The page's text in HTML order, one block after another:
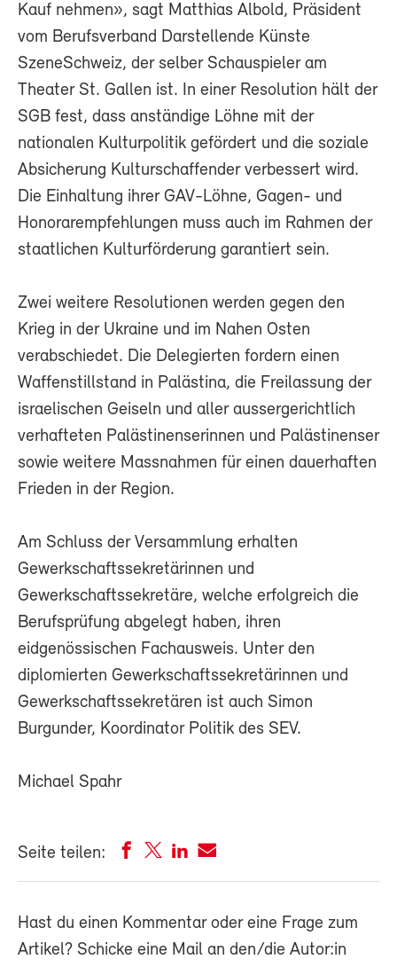
Kauf nehmen», sagt Matthias Albold, Präsident
vom Berufsverband Darstellende Künste
SzeneSchweiz, der selber Schauspieler am
Theater St. Gallen ist. In einer Resolution hält der
SGB fest, dass anständige Löhne mit der
nationalen Kulturpolitik gefördert und die soziale
Absicherung Kulturschaffender verbessert wird.
Die Einhaltung ihrer GAV-Löhne, Gagen- und
Honorarempfehlungen muss auch im Rahmen der
staatlichen Kulturförderung garantiert sein.
Zwei weitere Resolutionen werden gegen den
Krieg in der Ukraine und im Nahen Osten
verabschiedet. Die Delegierten fordern einen
Waffenstillstand in Palästina, die Freilassung der
israelischen Geiseln und aller aussergerichtlich
verhafteten Palästinenserinnen und Palästinenser
sowie weitere Massnahmen für einen dauerhaften
Frieden in der Region.
Am Schluss der Versammlung erhalten
Gewerkschaftssekretärinnen und
Gewerkschaftssekretäre, welche erfolgreich die
Berufsprüfung abgelegt haben, ihren
eidgenössischen Fachausweis. Unter den
diplomierten Gewerkschaftssekretärinnen und
Gewerkschaftssekretären ist auch Simon
Burgunder, Koordinator Politik des SEV.
Michael Spahr
Seite teilen:
Hast du einen Kommentar oder eine Frage zum
Artikel? Schicke eine Mail an den/die Autor:in